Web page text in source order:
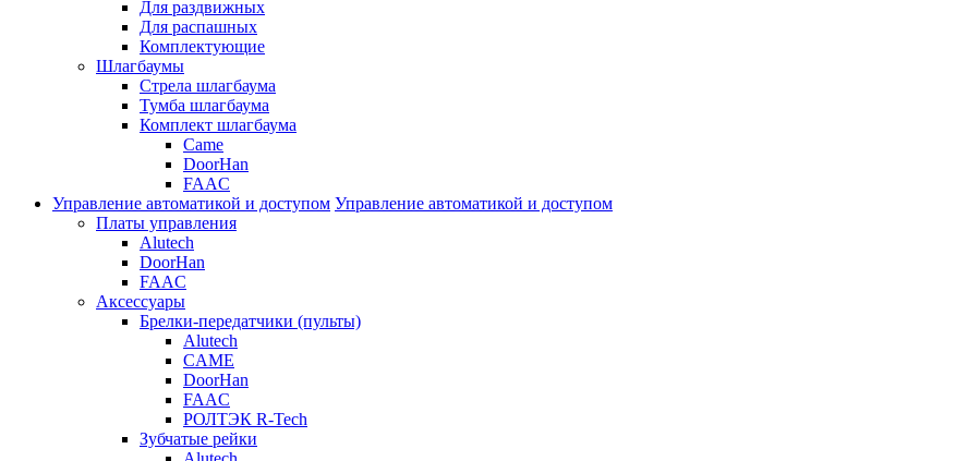
Для раздвижных
Для распашных
Комплектующие
Шлагбаумы
Стрела шлагбаума
Тумба шлагбаума
Комплект шлагбаума
Came
DoorHan
FAAC
Управление автоматикой и доступом Управление автоматикой и доступом
Платы управления
Alutech
DoorHan
FAAC
Аксессуары
Брелки-передатчики (пульты)
Alutech
CAME
DoorHan
FAAC
РОЛТЭК R-Tech
Зубчатые рейки